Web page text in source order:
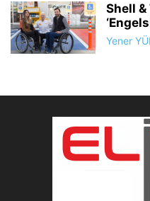
Shell &
Yener